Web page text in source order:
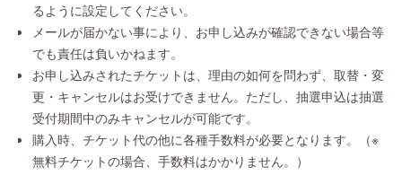
るように設定してください。
メールが届かない事により、お申し込みが確認できない場合等
でも責任は負いかねます。
お申し込みされたチケットは、理由の如何を問わず、取替・変
更・キャンセルはお受けできません。ただし、抽選申込は抽選
受付期間中のみキャンセルが可能です。
購入時、チケット代の他に各種手数料が必要となります。（※
無料チケットの場合、手数料はかかりません。）